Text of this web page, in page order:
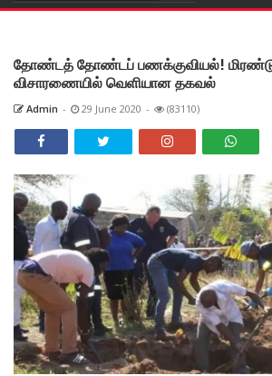
தோண்டத் தோண்டப் பணக்குவியல்!
விசாரணையில் வெளியான தகவல்
Admin - 29 June 2020 - (83110)